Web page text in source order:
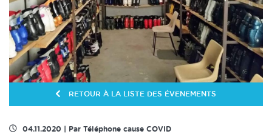
RETOUR À LA LISTE DES ÉVENEMENTS
04.11.2020 Par Téléphone cause COVID